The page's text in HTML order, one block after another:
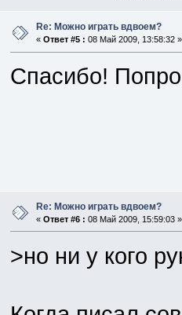
Re: Можно играть вдвоем?
« Ответ #5 : 08 Май 2009, 13:58:32 »
Спасибо!
Re: Можно играть вдвоем?
« Ответ #6 : 08 Май 2009, 15:59:03 »
>но ни у кого